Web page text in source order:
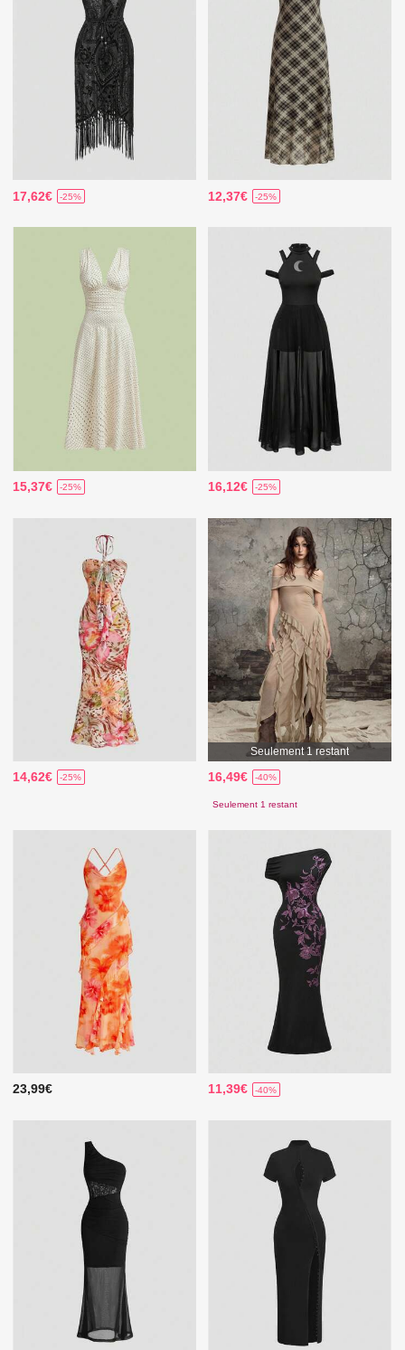
17,62€ -25% 12,37€ -25%
15,37€ -25% 16,12€ -25%
14,62€ -25%
Seulement 1 restant
16,49€ -40%
Seulement 1 restant
23,99€ 11,39€ -40%